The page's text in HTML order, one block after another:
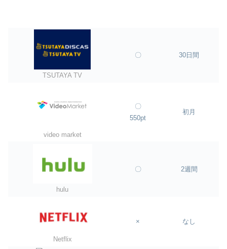
TSUTAYA TV
〇 30日間
video market
〇
550pt
初月
hulu
〇 2週間
Netflix
× なし